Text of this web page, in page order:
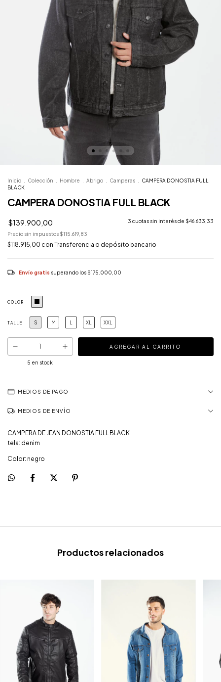
Inicio Colección Hombre Abrigo Camperas
CAMPERA DONOSTIA FULL
BLACK
CAMPERA DONOSTIA FULL BLACK
$139.900,00 3 cuotas sin interés de $46.633,33
Precio sin impuestos $115.619,83
$118.915,00 con Transferencia o depósito bancario
Envío gratis superando los $175.000,00
COLOR
TALLE S M L XL XXL
5 en stock
MEDIOS DE PAGO
MEDIOS DE ENVÍO
CAMPERA DE JEAN DONOSTIA FULL BLACK
tela: denim
Color: negro
Productos relacionados